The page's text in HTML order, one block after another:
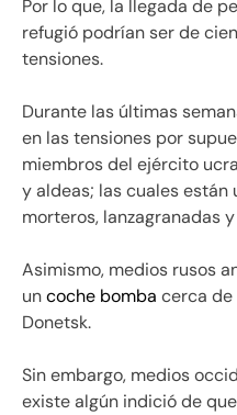
Por lo que, la llegada de
refugió podrían ser de
tensiones.
Durante las últimas
en las tensiones por
miembros del ejército
y aldeas; las cuales
morteros, lanzagranadas
Asimismo, medios rusos
uncoche bomba cerca de
Donetsk.
Sin embargo, medios
existe algún indició de